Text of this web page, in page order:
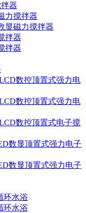
器
力搅拌器
显磁力搅拌器
拌器
拌器
数控顶置式强力电
数控顶置式强力电
数控顶置式电子搅
数显顶置式强力电子
数显顶置式强力电子
环水浴
环水浴